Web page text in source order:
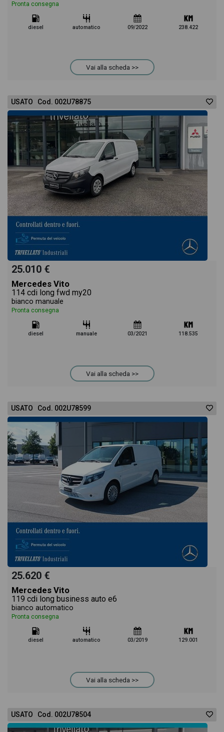
Pronta consegna
diesel automatico 09/2022 238.422
Vai alla scheda >>
USATO Cod. 002U78875
25.010 €
Mercedes Vito
114 cdi long fwd my20
bianco manuale
Pronta consegna
diesel manuale 03/2021 118.535
Vai alla scheda >>
USATO Cod. 002U78599
25.620 €
Mercedes Vito
119 cdi long business auto e6
bianco automatico
Pronta consegna
diesel automatico 03/2019 129.001
Vai alla scheda >>
USATO Cod. 002U78504